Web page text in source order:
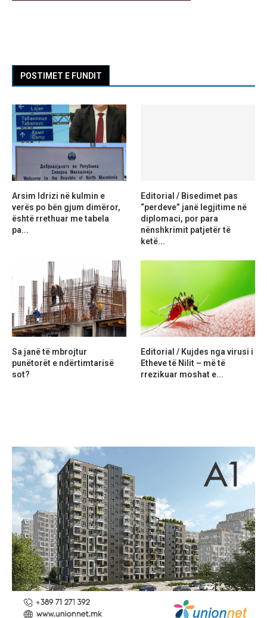
POSTIMET E FUNDIT
Arsim Idrizi në kulmin e
verës po bën gjum dimëror,
është rrethuar me tabela
pa...
Editorial / Bisedimet pas
“perdeve” janë legjitime në
diplomaci, por para
nënshkrimit patjetër të
ketë...
Sa janë të mbrojtur
punëtorët e ndërtimtarisë
sot?
Editorial / Kujdes nga virusi i
Etheve të Nilit – më të
rrezikuar moshat e...